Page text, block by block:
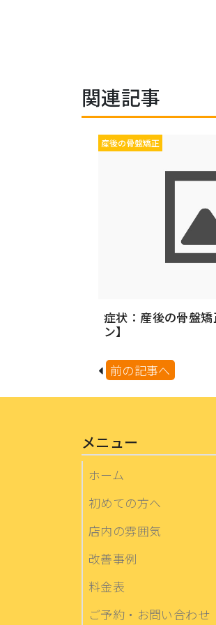
関連記事
産後の骨盤矯正
症状：産後の骨盤
ン】
前の記事へ
メニュー
ホーム
初めての方へ
店内の雰囲気
改善事例
料金表
ご予約・お問い合わせ